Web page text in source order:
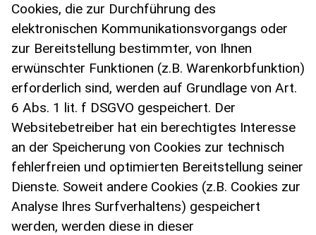
Cookies, die zur Durchführung des
elektronischen Kommunikationsvorgangs oder
zur Bereitstellung bestimmter, von Ihnen
erwünschter Funktionen (z.B. Warenkorbfunktion)
erforderlich sind, werden auf Grundlage von Art.
6 Abs. 1 lit. f DSGVO gespeichert. Der
Websitebetreiber hat ein berechtigtes Interesse
an der Speicherung von Cookies zur technisch
fehlerfreien und optimierten Bereitstellung seiner
Dienste. Soweit andere Cookies (z.B. Cookies zur
Analyse Ihres Surfverhaltens) gespeichert
werden, werden diese in dieser